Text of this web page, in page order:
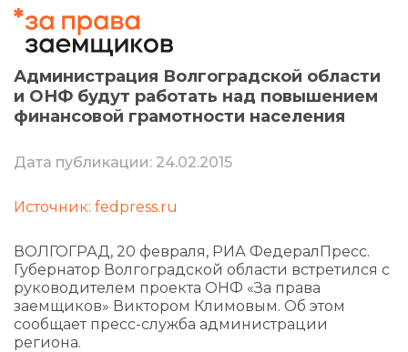
Администрация Волгоградской области
и ОНФ будут работать над повышением
финансовой грамотности населения
Дата публикации: 24.02.2015
Источник: fedpress.ru
ВОЛГОГРАД, 20 февраля, РИА ФедералПресс.
Губернатор Волгоградской области встретился с
руководителем проекта ОНФ «За права
заемщиков» Виктором Климовым. Об этом
сообщает пресс-служба администрации
региона.